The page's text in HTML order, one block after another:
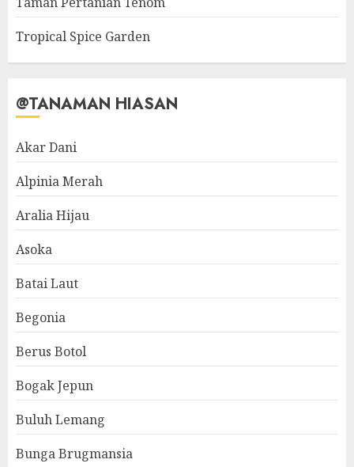
Tropical Spice Garden
@TANAMAN HIASAN
Akar Dani
Alpinia Merah
Aralia Hijau
Asoka
Batai Laut
Begonia
Berus Botol
Bogak Jepun
Buluh Lemang
Bunga Brugmansia